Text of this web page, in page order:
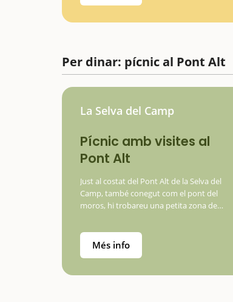
Per dinar: pícnic al Pont Alt
La Selva del Camp
Pícnic amb visites al
Pont Alt
Just al costat del Pont Alt de la Selva del
Camp, també conegut com el pont del
moros, hi trobareu una petita zona de
córrer. Si…
Més info